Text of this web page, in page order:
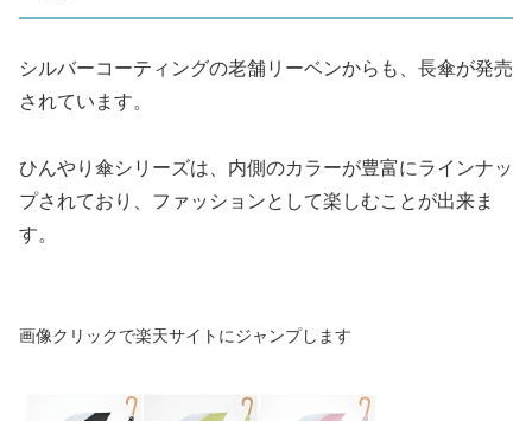
シルバーコーティングの老舗リーベンからも、長傘が発売
されています。
ひんやり傘シリーズは、内側のカラーが豊富にラインナッ
プされており、ファッションとして楽しむことが出来ま
す。
画像クリックで楽天サイトにジャンプします